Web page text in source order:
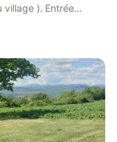
village ). Entrée
à l'arrière. Gîte
cuisine.
1 ...